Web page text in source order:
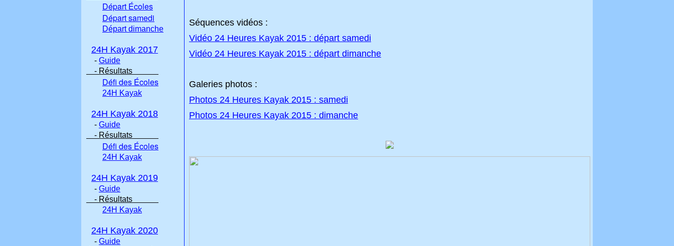
Séquences vidéos :
Vidéo 24 Heures Kayak 2015 : départ samedi
Vidéo 24 Heures Kayak 2015 : départ dimanche
Galeries photos :
Photos 24 Heures Kayak 2015 : samedi
Photos 24 Heures Kayak 2015 : dimanche
Départ Écoles
Départ samedi
Départ dimanche
24H Kayak 2017
- Guide
- Résultats
Défi des Écoles
24H Kayak
24H Kayak 2018
- Guide
- Résultats
Défi des Écoles
24H Kayak
24H Kayak 2019
- Guide
- Résultats
24H Kayak
24H Kayak 2020
- Guide